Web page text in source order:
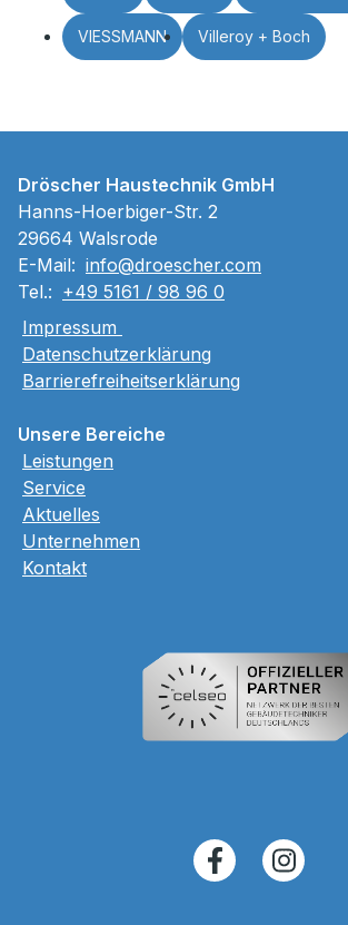
VIESSMANN Villeroy + Boch
Dröscher Haustechnik GmbH
Hanns-Hoerbiger-Str. 2
29664 Walsrode
E-Mail: info@droescher.com
Tel.: +49 5161 / 98 96 0
Impressum
Datenschutzerklärung
Barrierefreiheitserklärung
Unsere Bereiche
Leistungen
Service
Aktuelles
Unternehmen
Kontakt